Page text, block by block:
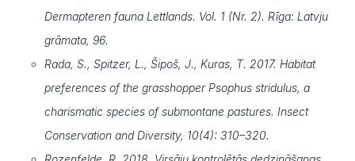
Dermapteren fauna Lettlands. Vol. 1 (Nr. 2). Rīga: Latvju
grāmata, 96.
Rada, S., Spitzer, L., Šipoš, J., Kuras, T. 2017. Habitat
preferences of the grasshopper Psophus stridulus, a
charismatic species of submontane pastures. Insect
Conservation and Diversity, 10(4): 310–320.